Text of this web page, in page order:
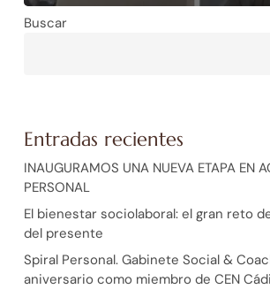
Buscar
Entradas recientes
INAUGURAMOS UNA NUEVA ETAPA EN
PERSONAL
El bienestar sociolaboral: el gran reto
del presente
Spiral Personal. Gabinete Social &
aniversario como miembro de CEN